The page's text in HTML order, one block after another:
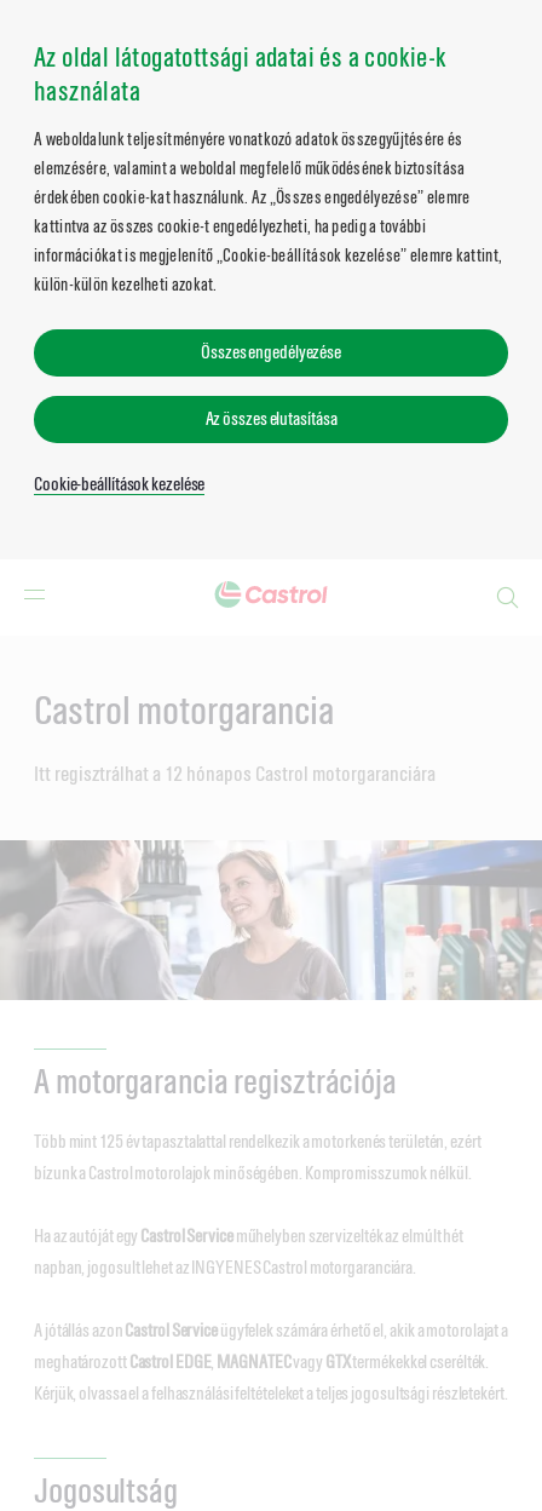
Az oldal látogatottsági adatai és a cookie-k
használata
A weboldalunk teljesítményére vonatkozó adatok összegyűjtésére és
elemzésére, valamint a weboldal megfelelő működésének biztosítása
érdekében cookie-kat használunk. Az „Összes engedélyezése” elemre
kattintva az összes cookie-t engedélyezheti, ha pedig a további
információkat is megjelenítő „Cookie-beállítások kezelése” elemre kattint,
külön-külön kezelheti azokat.
Összes engedélyezése
Az összes elutasítása
Cookie-beállítások kezelése
Castrol motorgarancia
Itt regisztrálhat a 12 hónapos Castrol motorgaranciára
A motorgarancia regisztrációja
Több mint 125 év tapasztalattal rendelkezik a motorkenés területén, ezért
bízunk a Castrol motorolajok minőségében. Kompromisszumok nélkül.
Ha az autóját egy Castrol Serviceműhelyben szervizelték az elmúlt hét
napban, jogosult lehet az INGYENES Castrol motorgaranciára.
A jótállás azonCastrol Serviceügyfelek számára érhető el, akik a motorolajat a
meghatározottCastrol EDGE, MAGNATECvagy GTXtermékekkel cserélték.
Kérjük, olvassa el a felhasználási feltételeket a teljes jogosultsági részletekért.
Jogosultság